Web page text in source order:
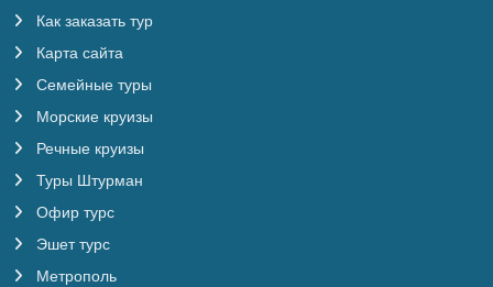
Как заказать тур
Карта сайта
Семейные туры
Морские круизы
Речные круизы
Туры Штурман
Офир турс
Эшет турс
Метрополь